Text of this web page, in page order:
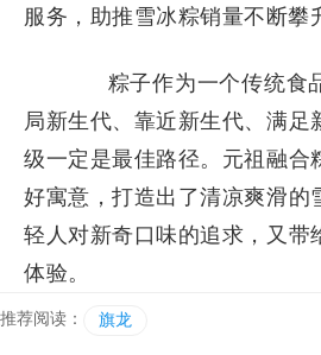
服务，助推雪冰粽销量不断攀
粽子作为一个传统食
局新生代、靠近新生代、满足
级一定是最佳路径。元祖融合
好寓意，打造出了清凉爽滑的
轻人对新奇口味的追求，又带
体验。
推荐阅读： 旗龙